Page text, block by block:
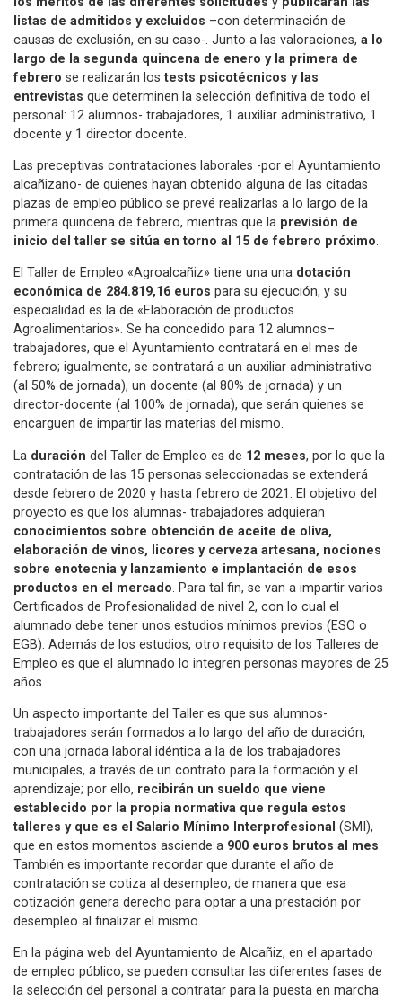
listas de admitidos y excluidos –con determinación de
causas de exclusión, en su caso-. Junto a las valoraciones, a lo
largo de la segunda quincena de enero y la primera de
febrero se realizarán los tests psicotécnicos y las
entrevistas que determinen la selección definitiva de todo el
personal: 12 alumnos- trabajadores, 1 auxiliar administrativo, 1
docente y 1 director docente.
Las preceptivas contrataciones laborales -por el Ayuntamiento
alcañizano- de quienes hayan obtenido alguna de las citadas
plazas de empleo público se prevé realizarlas a lo largo de la
primera quincena de febrero, mientras que la previsión de
inicio del taller se sitúa en torno al 15 de febrero próximo.
El Taller de Empleo «Agroalcañiz» tiene una una dotación
económica de 284.819,16 euros para su ejecución, y su
especialidad es la de «Elaboración de productos
Agroalimentarios». Se ha concedido para 12 alumnos–
trabajadores, que el Ayuntamiento contratará en el mes de
febrero; igualmente, se contratará a un auxiliar administrativo
(al 50% de jornada), un docente (al 80% de jornada) y un
director-docente (al 100% de jornada), que serán quienes se
encarguen de impartir las materias del mismo.
La duración del Taller de Empleo es de 12 meses, por lo que la
contratación de las 15 personas seleccionadas se extenderá
desde febrero de 2020 y hasta febrero de 2021. El objetivo del
proyecto es que los alumnas- trabajadores adquieran
conocimientos sobre obtención de aceite de oliva,
elaboración de vinos, licores y cerveza artesana, nociones
sobre enotecnia y lanzamiento e implantación de esos
productos en el mercado. Para tal fin, se van a impartir varios
Certificados de Profesionalidad de nivel 2, con lo cual el
alumnado debe tener unos estudios mínimos previos (ESO o
EGB). Además de los estudios, otro requisito de los Talleres de
Empleo es que el alumnado lo integren personas mayores de 25
años.
Un aspecto importante del Taller es que sus alumnos-
trabajadores serán formados a lo largo del año de duración,
con una jornada laboral idéntica a la de los trabajadores
municipales, a través de un contrato para la formación y el
aprendizaje; por ello, recibirán un sueldo que viene
establecido por la propia normativa que regula estos
talleres y que es el Salario Mínimo Interprofesional (SMI),
que en estos momentos asciende a 900 euros brutos al mes.
También es importante recordar que durante el año de
contratación se cotiza al desempleo, de manera que esa
cotización genera derecho para optar a una prestación por
desempleo al finalizar el mismo.
En la página web del Ayuntamiento de Alcañiz, en el apartado
de empleo público, se pueden consultar las diferentes fases de
la selección del personal a contratar para la puesta en marcha